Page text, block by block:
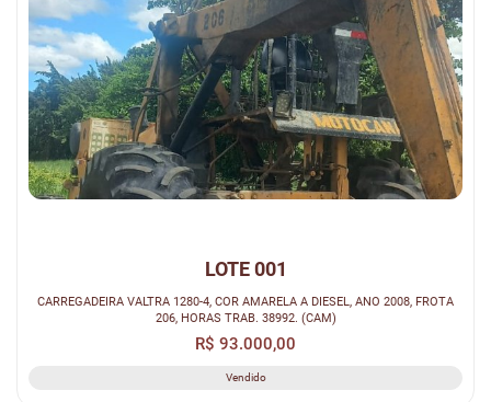
LOTE 001
CARREGADEIRA VALTRA 1280-4, COR AMARELA A DIESEL, ANO 2008, FROTA
206, HORAS TRAB. 38992. (CAM)
R$ 93.000,00
Vendido